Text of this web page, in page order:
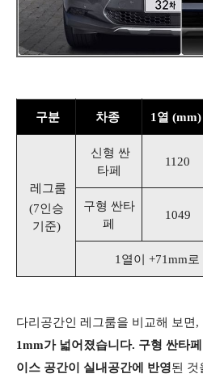
구분 차종 1열 (mm)
레그룸
(7인승
기준)
신형 싼
타페
1120
구형 싼타
페
1049
1열이 +71mm
다리공간인 레그룸을 비교해 보면,
1mm가 넓어졌습니다. 구형 싼타
이스 공간이 실내공간에 반영된 것